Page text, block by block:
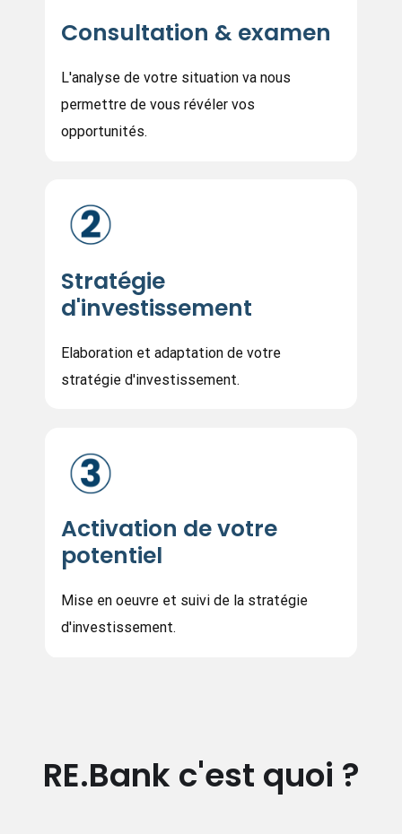
Consultation & examen
L'analyse de votre situation va nous
permettre de vous révéler vos
opportunités.
Stratégie
d'investissement
Elaboration et adaptation de votre
stratégie d'investissement.
Activation de votre
potentiel
Mise en oeuvre et suivi de la stratégie
d'investissement.
RE.Bank c'est quoi ?